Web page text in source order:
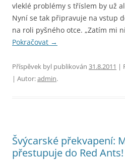
vleklé problémy s tříslem by už
Nyní se tak připravuje na vstup
na roli pyšného otce. „Zatím mi
Pokračovat →
Příspěvek byl publikován 31.8.2011 |
| Autor:admin.
Švýcarské překvapení:
přestupuje do Red Ants!